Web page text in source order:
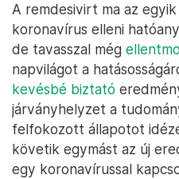
A remdesivirt ma az
koronavírus elleni
de tavasszal még
napvilágot a
kevésbé biztató
járványhelyzet a
felfokozott állapotot
követik egymást az új
egy koronavírussal